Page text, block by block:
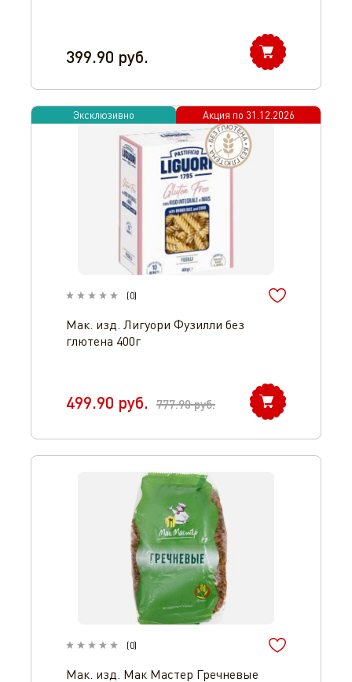
399.90 руб.
Эксклюзивно Акция по 31.12.2026
(0)
Мак. изд. Лигуори Фузилли без
глютена 400г
499.90 руб. 777.90руб.
(0)
Мак. изд. Мак Мастер Гречневые